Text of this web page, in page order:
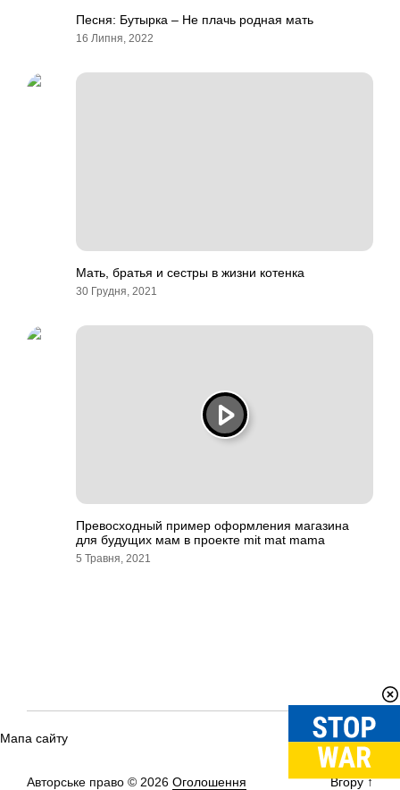
Песня: Бутырка – Не плачь родная мать
16 Липня, 2022
Мать, братья и сестры в жизни котенка
30 Грудня, 2021
Превосходный пример оформления магазина
для будущих мам в проекте mit mat mama
5 Травня, 2021
Мапа сайту
Авторське право © 2026 Оголошення Вгору↑